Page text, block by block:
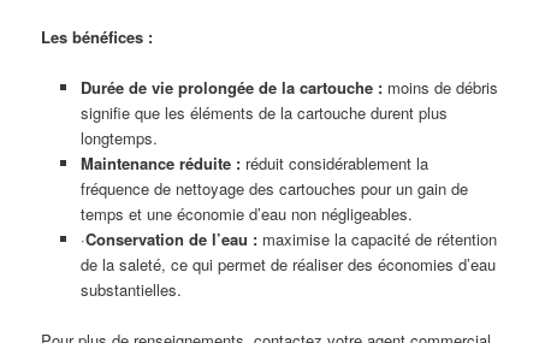
Les bénéfices :
Durée de vie prolongée de la cartouche : moins de débris
signifie que les éléments de la cartouche durent plus
longtemps.
Maintenance réduite :réduit considérablement la
fréquence de nettoyage des cartouches pour un gain de
temps et une économie d’eau non négligeables.
·Conservation de l’eau : maximise la capacité de rétention
de la saleté, ce qui permet de réaliser des économies d’eau
substantielles.